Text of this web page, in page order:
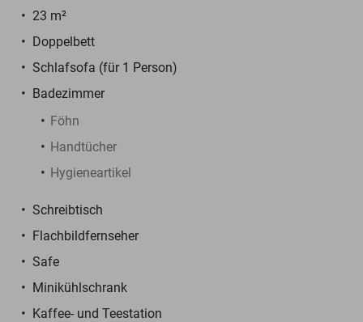
23 m²
Doppelbett
Schlafsofa (für 1 Person)
Badezimmer
Föhn
Handtücher
Hygieneartikel
Schreibtisch
Flachbildfernseher
Safe
Minikühlschrank
Kaffee- und Teestation